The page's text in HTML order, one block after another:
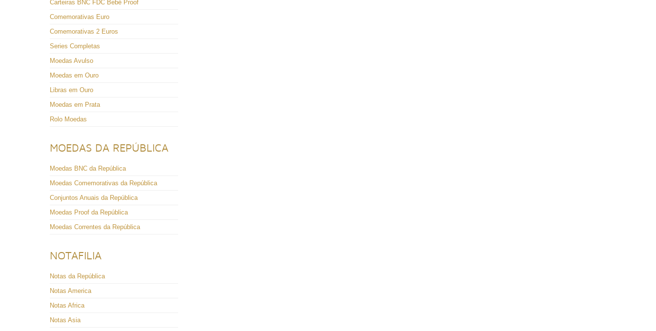
Carteiras BNC FDC Bebé Proof
Comemorativas Euro
Comemorativas 2 Euros
Series Completas
Moedas Avulso
Moedas em Ouro
Libras em Ouro
Moedas em Prata
Rolo Moedas
MOEDAS DA REPÚBLICA
Moedas BNC da República
Moedas Comemorativas da República
Conjuntos Anuais da República
Moedas Proof da República
Moedas Correntes da República
NOTAFILIA
Notas da República
Notas America
Notas Africa
Notas Asia